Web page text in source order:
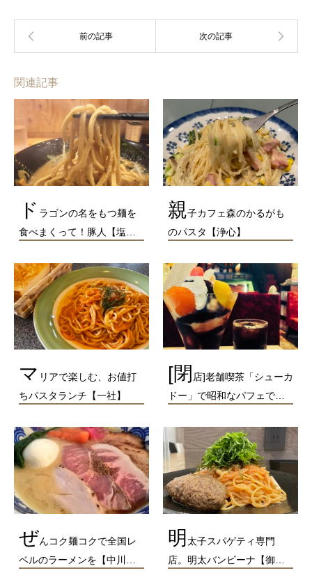
関連記事
ド ラゴンの名をもつ麺を
食べまくって！豚人【塩…
親子カフェ森のかるがも
のパスタ【浄心】
マ リアで楽しむ、お値打
ちパスタランチ【一社】
[閉 店]老舗喫茶「シューカ
ドー」で昭和なパフェで…
ぜんコク麺コクで全国レ
ベルのラーメンを【中川…
明 太子スパゲティ専門
店。明太バンビーナ【御…